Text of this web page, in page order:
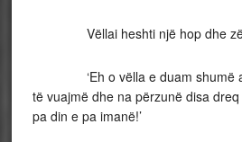
Vëllai heshti një hop dhe zë
‘Eh o vëlla e duam shumë
të vuajmë dhe na përzunë disa
pa din e pa imanë!’